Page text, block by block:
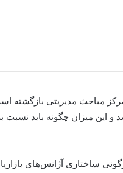
مباحث مدیریتی
این میزان چگونه باید نسبت
۲۰۲۵ را می‌توان دوره دگرگونی ساختاری